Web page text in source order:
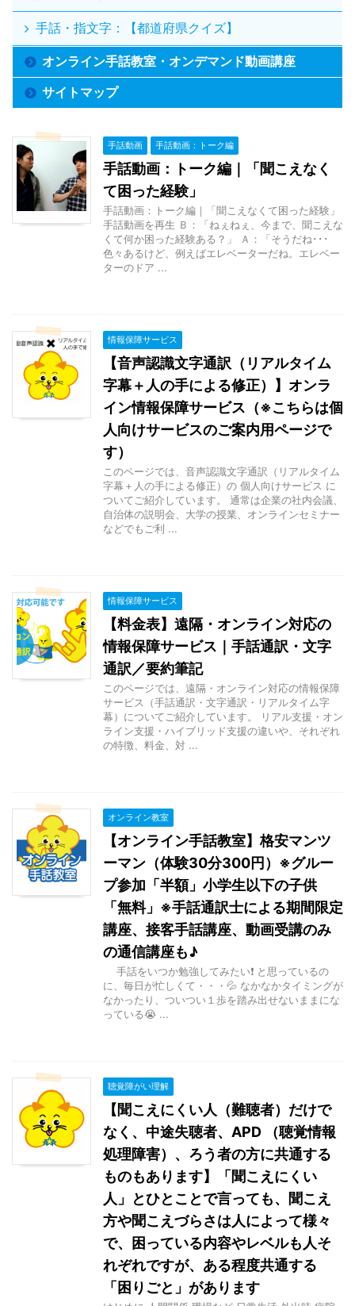
手話・指文字：【都道府県クイズ】
オンライン手話教室・オンデマンド動画講座
サイトマップ
手話動画 手話動画：トーク編
手話動画：トーク編｜「聞こえなく
て困った経験」
手話動画：トーク編｜「聞こえなくて困った経験」
手話動画を再生 Ｂ：「ねぇねぇ、今まで、聞こえな
くて何か困った経験ある？」 Ａ：「そうだね･･･
色々あるけど、例えばエレベーターだね。エレベー
ターのドア ...
情報保障サービス
【音声認識文字通訳（リアルタイム
字幕＋人の手による修正）】オンラ
イン情報保障サービス（※こちらは個
人向けサービスのご案内用ページで
す）
このページでは、音声認識文字通訳（リアルタイム
字幕＋人の手による修正）の 個人向けサービス に
ついてご紹介しています。 通常は企業の社内会議、
自治体の説明会、大学の授業、オンラインセミナー
などでもご利 ...
情報保障サービス
【料金表】遠隔・オンライン対応の
情報保障サービス｜手話通訳・文字
通訳／要約筆記
このページでは、遠隔・オンライン対応の情報保障
サービス（手話通訳・文字通訳・リアルタイム字
幕）についてご紹介しています。 リアル支援・オン
ライン支援・ハイブリッド支援の違いや、それぞれ
の特徴、料金、対 ...
オンライン教室
【オンライン手話教室】格安マンツ
ーマン（体験30分300円）※グルー
プ参加「半額」小学生以下の子供
「無料」※手話通訳士による期間限定
講座、接客手話講座、動画受講のみ
の通信講座も♪
手話をいつか勉強してみたい❗ と思っているの
に、毎日が忙しくて・・・💦 なかなかタイミングが
なかったり、ついつい１歩を踏み出せないままにな
っている😭 ...
聴覚障がい理解
【聞こえにくい人（難聴者）だけで
なく、中途失聴者、APD （聴覚情報
処理障害）、ろう者の方に共通する
ものもあります】「聞こえにくい
人」とひとことで言っても、聞こえ
方や聞こえづらさは人によって様々
で、困っている内容やレベルも人そ
れぞれですが、ある程度共通する
「困りごと」があります